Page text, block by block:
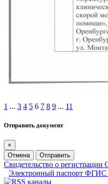
1 ... 3 4 5 6 7 8 9 ... 11
Отправить документ
×
Отмена
Отправить
Свидетельство о
Электронный паспорт